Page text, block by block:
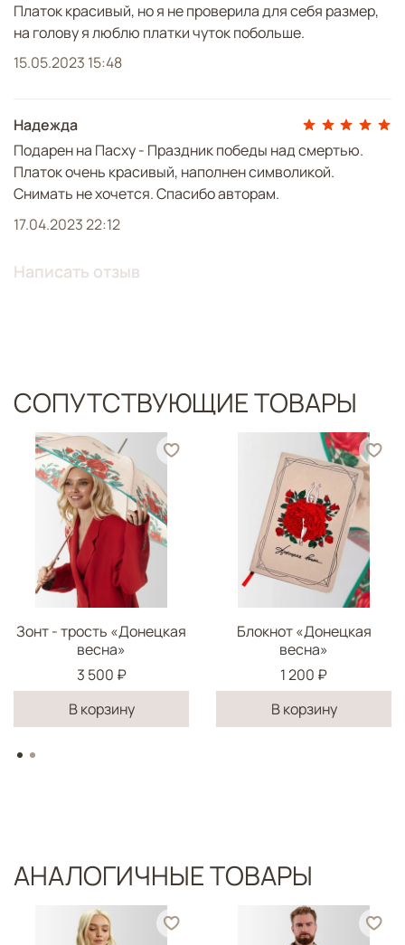
Платок красивый, но я не проверила для себя размер,
на голову я люблю платки чуток побольше.
15.05.2023 15:48
Надежда
Подарен на Пасху - Праздник победы над смертью.
Платок очень красивый, наполнен символикой.
Снимать не хочется. Спасибо авторам.
17.04.2023 22:12
Написать отзыв
СОПУТСТВУЮЩИЕ ТОВАРЫ
Зонт - трость «Донецкая
весна»
3 500 ₽
В корзину
Блокнот «Донецкая
весна»
1 200 ₽
В корзину
АНАЛОГИЧНЫЕ ТОВАРЫ